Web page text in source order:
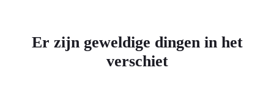
Er zijn geweldige dingen in het
verschiet